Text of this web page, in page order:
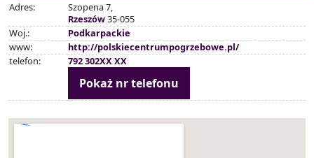
Adres:
Szopena 7,
Rzeszów35-055
Woj.:
Podkarpackie
www:
http://polskiecentrumpogrzebowe.pl/
telefon:
792 302XX XX
Pokaż nr telefonu